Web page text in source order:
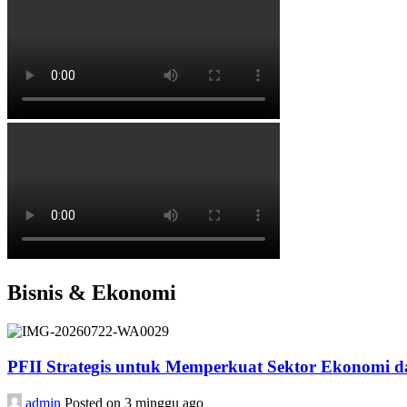
Bisnis & Ekonomi
PFII Strategis untuk Memperkuat Sektor Ekonomi
admin Posted on 3 minggu ago